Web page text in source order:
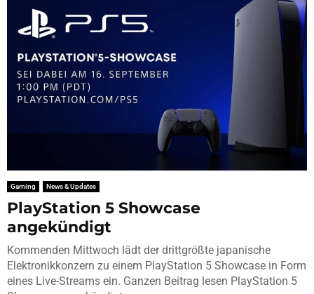
Gaming News & Updates
PlayStation 5 Showcase
angekündigt
Kommenden Mittwoch lädt der drittgrößte japanische
Elektronikkonzern zu einem PlayStation 5 Showcase in Form
eines Live-Streams ein. Ganzen Beitrag lesen PlayStation 5